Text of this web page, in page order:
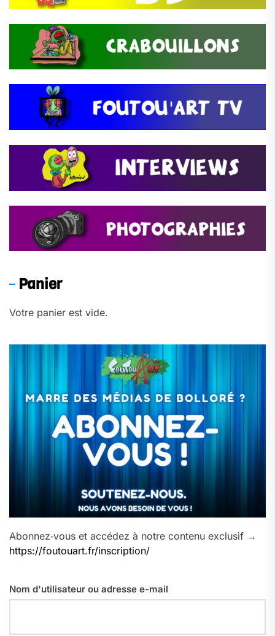
Panier
Votre panier est vide.
Abonnez‑vous et accédez à notre contenu exclusif →
https://foutouart.fr/inscription/
Nom d'utilisateur ou adresse e-mail